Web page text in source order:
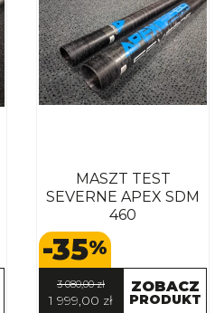
MASZT TEST
SEVERNE APEX SDM
460
-35%
3 080,00 zł
1 999,00 zł
ZOBACZ
PRODUKT